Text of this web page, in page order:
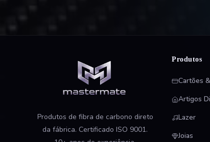
Produtos de fibra de carbono direto
da fábrica. Certificado ISO 9001.
Produtos
Cartões
Artigos
Lazer
Joias